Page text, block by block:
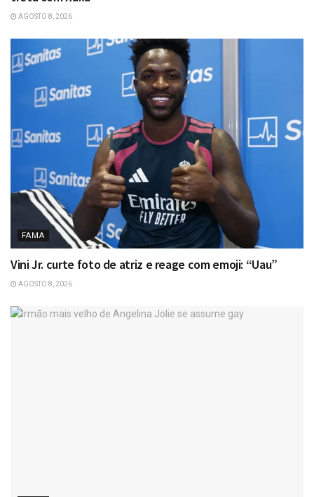
AGOSTO 8, 2026
FAMA
Vini Jr. curte foto de atriz e reage com emoji: “Uau”
AGOSTO 8, 2026